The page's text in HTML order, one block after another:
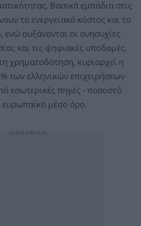
Βασικά εμπόδια στις
το ενεργειακό κόστος και το
ενώ αυξάνονται οι ανησυχίες
και τις ψηφιακές υποδομές.
χρηματοδότηση, κυριαρχεί η
των ελληνικών επιχειρήσεων
εσωτερικές πηγές - ποσοστό
μέσο όρο.